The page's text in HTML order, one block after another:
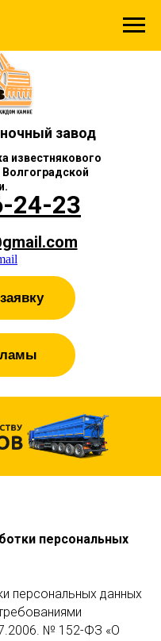
завод
24-23
известнякового
персональных
персональных данных
№ 152-ФЗ «О